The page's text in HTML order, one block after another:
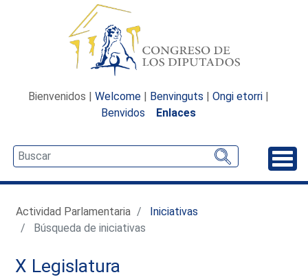
Bienvenidos | Welcome | Benvinguts | Ongi etorri |
Benvidos
Enlaces
Actividad Parlamentaria
Iniciativas
Búsqueda de iniciativas
X Legislatura